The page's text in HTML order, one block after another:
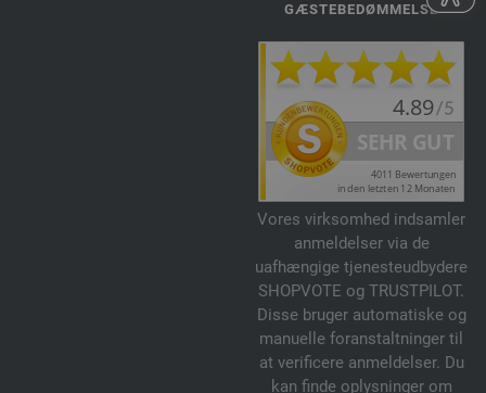
GÆSTEBEDØMMELSE
Vores virksomhed indsamler
anmeldelser via de
uafhængige tjenesteudbydere
SHOPVOTE og TRUSTPILOT.
Disse bruger automatiske og
manuelle foranstaltninger til
at verificere anmeldelser. Du
kan finde oplysninger om